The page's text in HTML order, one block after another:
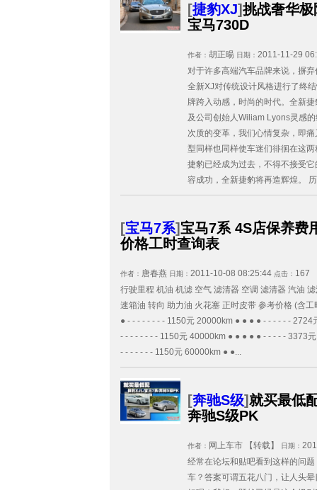
[捷豹XJ]挑战奢华
宝马730D
作者： 胡正暘 日期： 2011-11-29
对于许多高端汽车品牌来说，摒
全新XJ对传统设计风格进行了终
牌跨入动感，时尚的时代。全新
及公司创始人Wiliam Lyons灵感
次质的变革，我们心情复杂，即
型同样也同样使车迷们徘徊在这
捷豹已经成为过去，不得不接受
容成功，全新捷豹将再造辉煌。
[宝马7系]宝马7系 4S店保养费
价格工时查询表
作者： 唐春燕 日期： 2011-10-08 08:25:44 点击： 167
行驶里程 机油 机滤 空气 滤清器 空调 滤清器 汽油
速箱油 转向 助力油 火花塞 正时皮带 参考价格 (含
● - - - - - - - - 1150元 20000km ● ● ● ● - - - - - - 2724
- - - - - - - - 1150元 40000km ● ● ● ● ● - - - - - 3373
- - - - - - - 1150元 60000km ● ●...
[奔驰S级]就买最低
奔驰S级PK
作者： 网上车市 【转载】 日期：
经常在论坛和贴吧看到这样的问
车？答案可谓五花八门，让人头